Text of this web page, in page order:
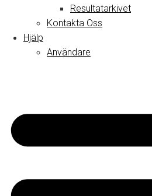
Resultatarkivet
Kontakta Oss
Hjälp
Användare